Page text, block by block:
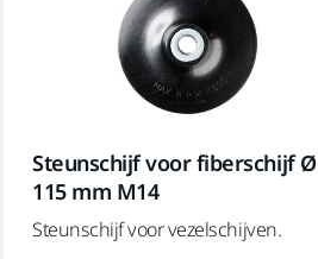
Steunschijf voor fiberschijf Ø
115 mm M14
Steunschijf voor vezelschijven.